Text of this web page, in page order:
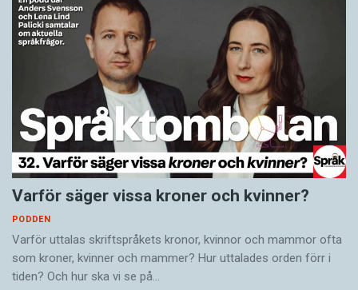
Varför säger vissa kroner och kvinner?
PODDEN
Varför uttalas skriftspråkets kronor, kvinnor och mammor ofta
som kroner, kvinner och mammer? Hur uttalades orden förr i
tiden? Och hur ska vi se på…